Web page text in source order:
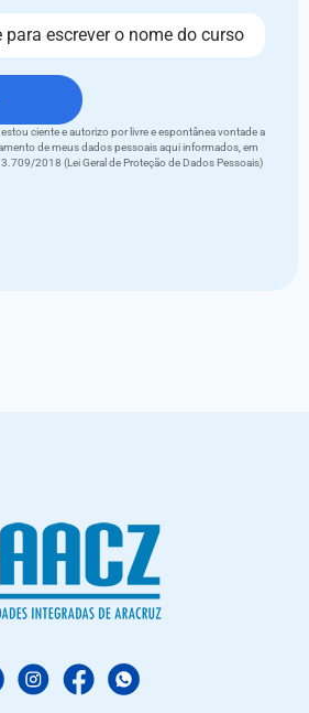
ciente e autorizo por livre e espontânea vontade a
de meus dados pessoais aqui informados, em
2018 (Lei Geral de Proteção de Dados Pessoais)